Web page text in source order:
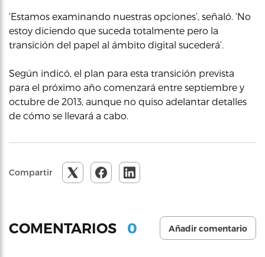
‘Estamos examinando nuestras opciones’, señaló. ‘No
estoy diciendo que suceda totalmente pero la
transición del papel al ámbito digital sucederá’.
Según indicó, el plan para esta transición prevista
para el próximo año comenzará entre septiembre y
octubre de 2013, aunque no quiso adelantar detalles
de cómo se llevará a cabo.
Compartir
COMENTARIOS 0 Añadir comentario